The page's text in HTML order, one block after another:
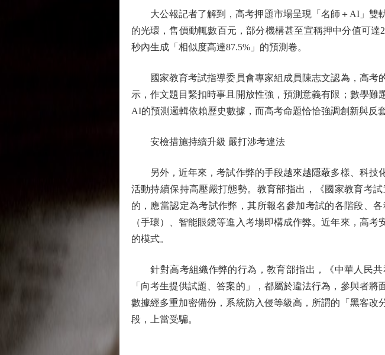
大公報記者了解到，高考押題市場呈現「名師＋AI」雙
的光環，售價動輒數百元，部分機構甚至宣稱押中分值可
秒內生成「相似度高達87.5%」的預測卷。
國家教育考試指導委員會專家組成員陳志文認為，高考
示，作文題目緊扣時事且開放性強，預測意義有限；數學難
AI的預測邏輯依賴歷史數據，而高考命題恰恰強調創新與反套
安檢措施持續升級 嚴打涉考違法
另外，近年來，考試作弊的手段越來越隱蔽多樣、科技
活動持續保持高壓嚴打態勢。教育部指出，《國家教育考
的，應當認定為考試作弊，其所報名參加考試的各階段、
（手環）、智能眼鏡等進入考場即構成作弊。近年來，高
的模式。
針對高考組織作弊的行為，教育部指出，《中華人民共
「向考生提供試題、答案的」，都屬於違法行為，參與者
數據經多重加密備份，系統防入侵等級高，所謂的「黑客
段，上當受騙。